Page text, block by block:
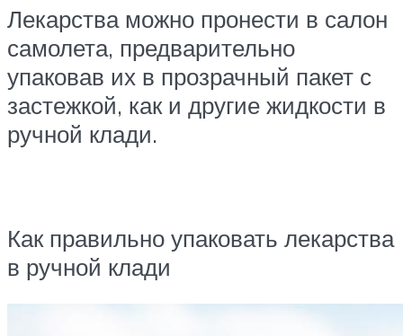
Лекарства можно пронести в салон
самолета, предварительно
упаковав их в прозрачный пакет с
застежкой, как и другие жидкости в
ручной клади.
Как правильно упаковать лекарства
в ручной клади